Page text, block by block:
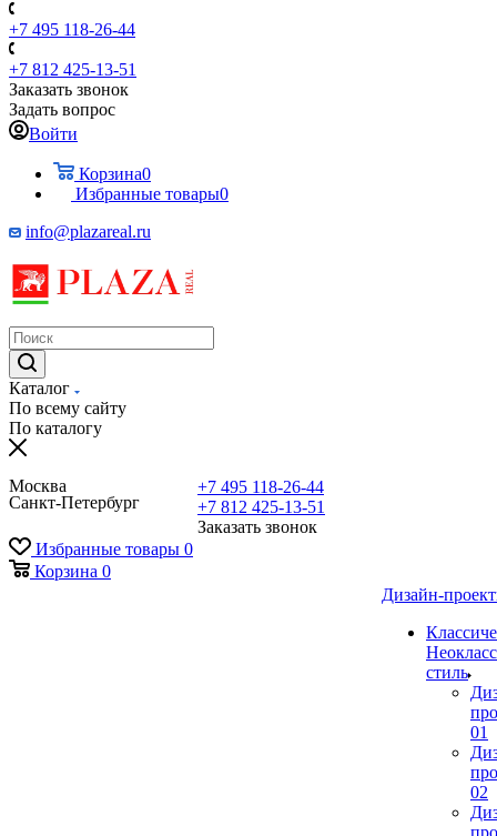
+7 495 118-26-44
+7 812 425-13-51
Заказать звонок
Задать вопрос
Войти
Корзина0
Избранные товары0
info@plazareal.ru
Каталог
По всему сайту
По каталогу
Москва
Санкт-Петербург
+7 495 118-26-44
+7 812 425-13-51
Заказать звонок
Избранные товары 0
Корзина 0
Дизайн-
стиль
01
02